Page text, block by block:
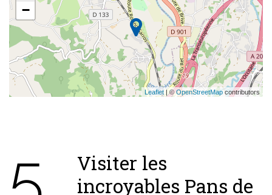
−
Leaflet | ©OpenStreetMapcontributors
5
Visiter les
incroyables Pans de